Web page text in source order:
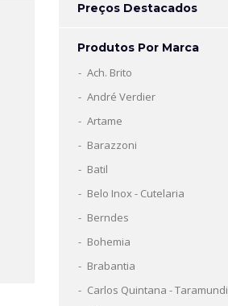
Preços Destacados
Produtos Por Marca
Ach. Brito
André Verdier
Artame
Barazzoni
Batil
Belo Inox - Cutelaria
Berndes
Bohemia
Brabantia
Carlos Quintana - Taramundi